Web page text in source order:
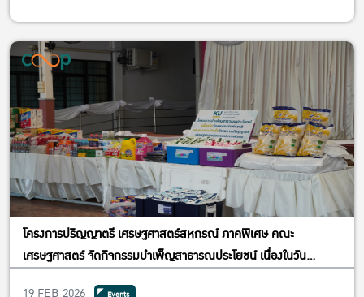
โครงการปริญญาตรี เศรษฐศาสตร์สหกรณ์ ภาคพิเศษ คณะ
เศรษฐศาสตร์ จัดกิจกรรมบำเพ็ญสาธารณประโยชน์ เนื่องในวัน